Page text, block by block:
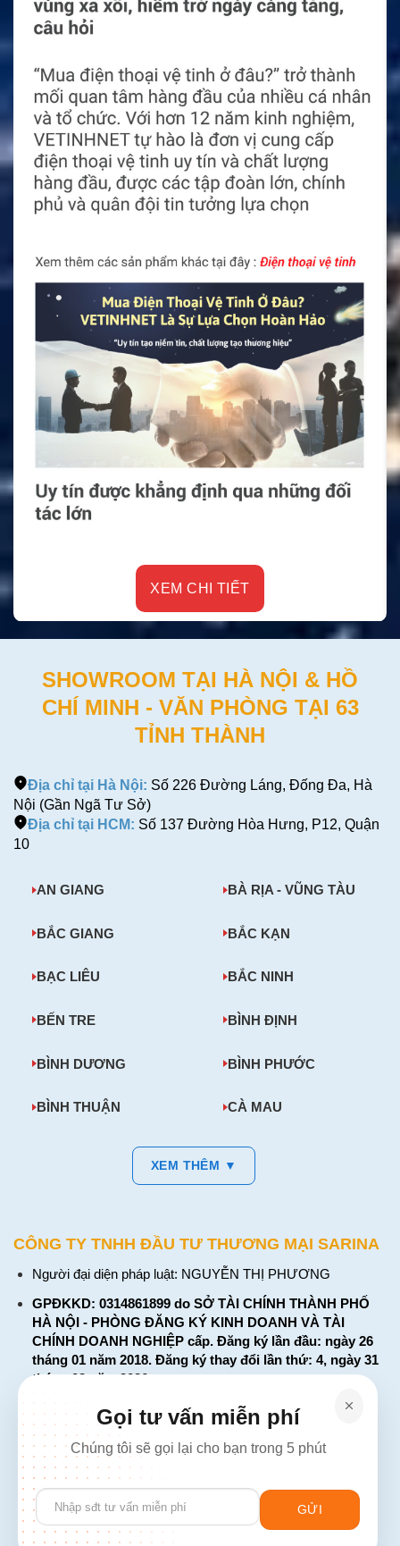
XEM CHI TIẾT
SHOWROOM TẠI HÀ NỘI & HỒ
CHÍ MINH - VĂN PHÒNG TẠI 63
TỈNH THÀNH
Địa chỉ tại Hà Nội: Số 226 Đường Láng, Đống Đa, Hà
Nội (Gần Ngã Tư Sở)
Địa chỉ tại HCM: Số 137 Đường Hòa Hưng, P12, Quận
10
AN GIANG BÀ RỊA - VŨNG TÀU
BẮC GIANG BẮC KẠN
BẠC LIÊU BẮC NINH
BẾN TRE BÌNH ĐỊNH
BÌNH DƯƠNG BÌNH PHƯỚC
BÌNH THUẬN CÀ MAU
XEM THÊM ▼
CÔNG TY TNHH ĐẦU TƯ THƯƠNG MẠI SARINA
Người đại diện pháp luật: NGUYỄN THỊ PHƯƠNG
GPĐKKD: 0314861899 do SỞ TÀI CHÍNH THÀNH PHỐ
HÀ NỘI - PHÒNG ĐĂNG KÝ KINH DOANH VÀ TÀI
CHÍNH DOANH NGHIỆP cấp. Đăng ký lần đầu: ngày 26
tháng 01 năm 2018. Đăng ký thay đổi lần thứ: 4, ngày 31
tháng 03 năm 2026
226 Đường Láng, Đống Đa, Hà Nội
137 Đường Hòa Hưng, Phường 12, Quận 10, TP. Hồ Chí
Minh
Hotline: 1900 2106 - 0386 001 001
Email:Giaiphap3g@gmail.com
Gọi tư vấn miễn phí
Chúng tôi sẽ gọi lại cho bạn trong 5 phút
Please
leave